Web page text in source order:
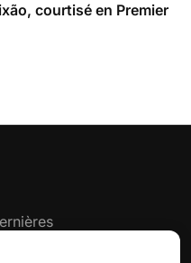
courtisé en Premier
dédiées